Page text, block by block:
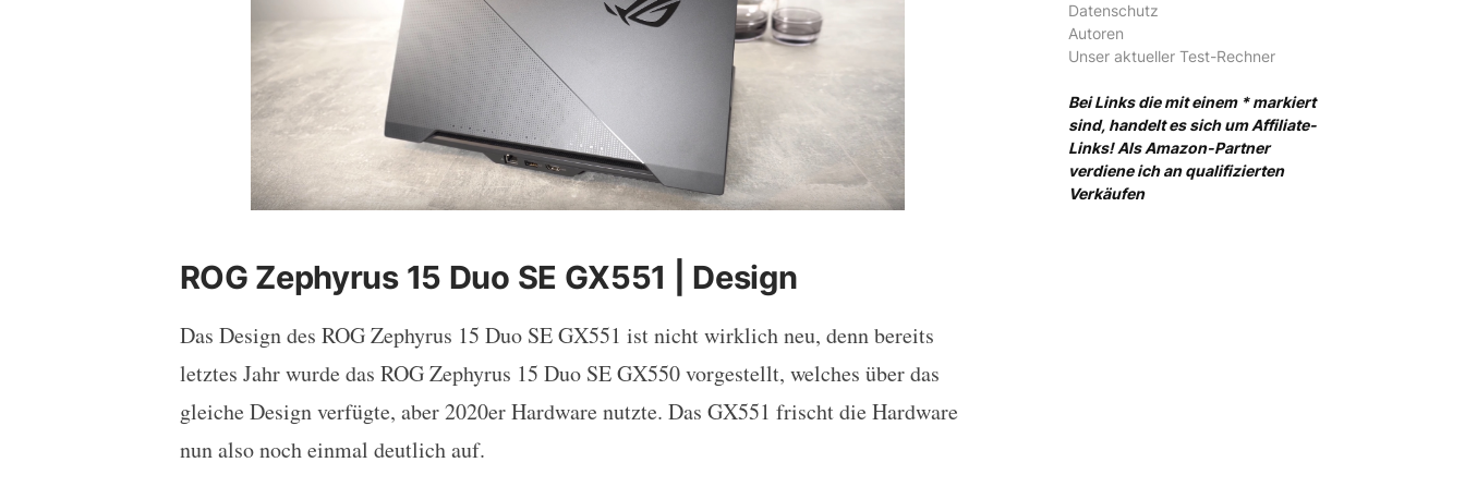
ROG Zephyrus 15 Duo SE GX551 | Design
Das Design des ROG Zephyrus 15 Duo SE GX551 ist nicht wirklich neu, denn bereits
letztes Jahr wurde das ROG Zephyrus 15 Duo SE GX550 vorgestellt, welches über das
gleiche Design verfügte, aber 2020er Hardware nutzte. Das GX551 frischt die Hardware
nun also noch einmal deutlich auf.
Datenschutz
Autoren
Unser aktueller Test-Rechner
Bei Links die mit einem * markiert
sind, handelt es sich um Affiliate-
Links! Als Amazon-Partner
verdiene ich an qualifizierten
Verkäufen